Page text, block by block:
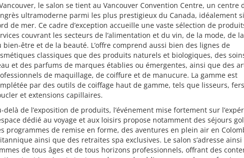
le salon se tient au Vancouver Convention Centre, un centre
ultramoderne parmi les plus prestigieux du Canada, idéalement
de mer. Ce cadre d’exception accueille une vaste sélection de
couvrant les secteurs de l’alimentation et du vin, de la mode, de
bien-être et de la beauté. L’offre comprend aussi bien des lignes de
classiques que des produits naturels et biologiques, des
et des parfums de marques établies ou émergentes, ainsi que des
de maquillage, de coiffure et de manucure. La gamme est
par des outils de coiffage haut de gamme, tels que lisseurs,
et extensions capillaires.
delà de l’exposition de produits, l’événement mise fortement sur
dédié au voyage et aux loisirs propose notamment des séjours
programmes de remise en forme, des aventures en plein air en
ainsi que des retraites spa exclusives. Le salon s’adresse ainsi
de tous âges et de tous horizons professionnels, offrant des